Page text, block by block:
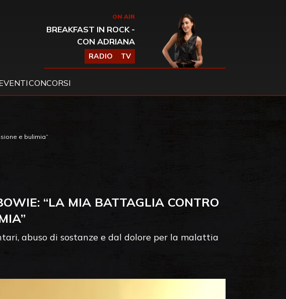
ON AIR
BREAKFAST IN ROCK -
CON ADRIANA
RADIO TV
CONCORSI
e bulimia”
“LA MIA BATTAGLIA CONTRO
abuso di sostanze e dal dolore per la malattia